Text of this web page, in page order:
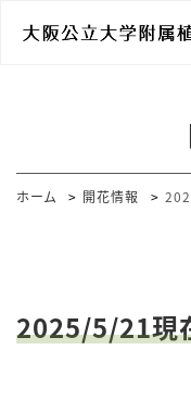
ホーム 開花情報
2025/5/21現